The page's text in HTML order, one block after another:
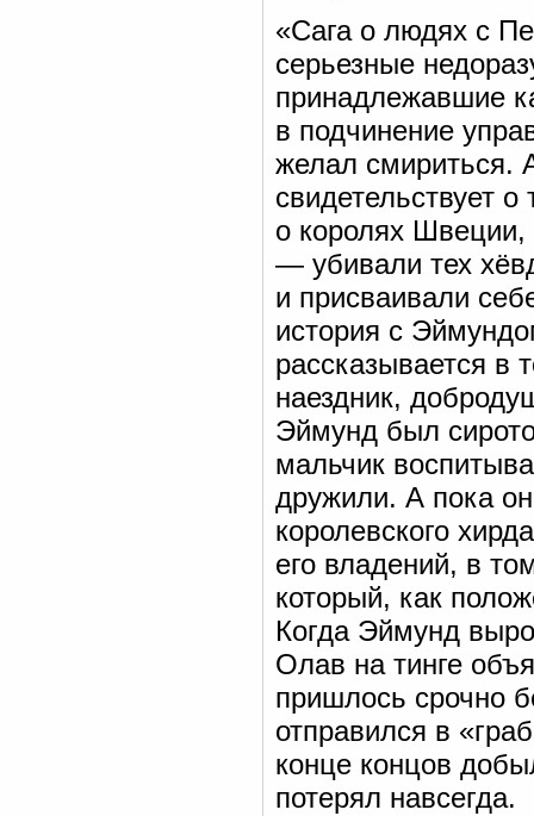
«Сага о людях с
серьезные
принадлежавшие
в подчинение
желал смириться.
свидетельствует
о королях Швеции,
— убивали тех
и присваивали
история с
рассказывается в
наездник,
Эймунд был
мальчик
дружили. А пока
королевского
его владений, в
который, как
Когда Эймунд
Олав на тинге
пришлось срочно
отправился в
конце концов
потерял навсегда.